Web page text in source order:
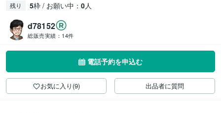
残り 5枠 / お願い中： 0人
d78152
総販売実績： 14件
電話予約を申込む
お気に入り(9) 出品者に質問